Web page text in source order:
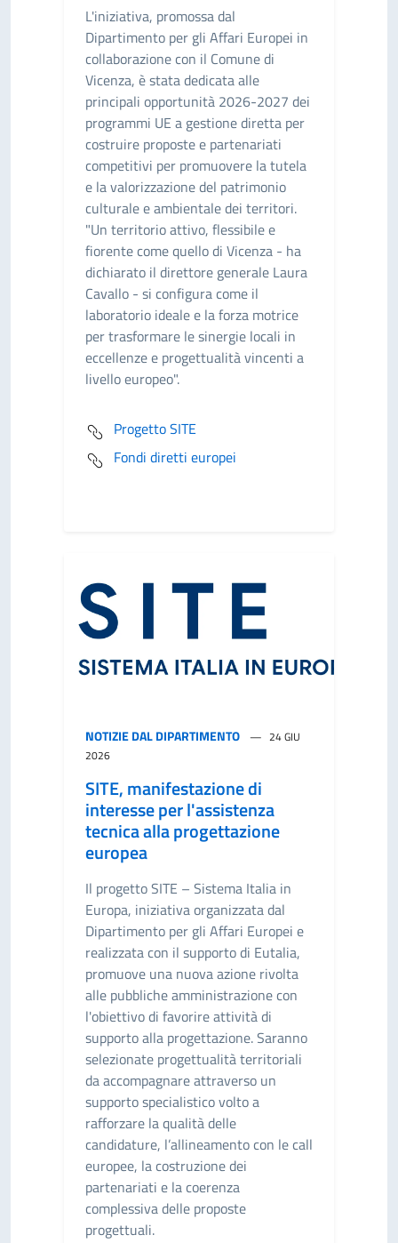
L'iniziativa, promossa dal
Dipartimento per gli Affari Europei in
collaborazione con il Comune di
Vicenza, è stata dedicata alle
principali opportunità 2026-2027 dei
programmi UE a gestione diretta per
costruire proposte e partenariati
competitivi per promuovere la tutela
e la valorizzazione del patrimonio
culturale e ambientale dei territori.
"Un territorio attivo, flessibile e
fiorente come quello di Vicenza - ha
dichiarato il direttore generale Laura
Cavallo - si configura come il
laboratorio ideale e la forza motrice
per trasformare le sinergie locali in
eccellenze e progettualità vincenti a
livello europeo".
Progetto SITE
Fondi diretti europei
NOTIZIE DAL DIPARTIMENTO
24 GIU
2026
SITE, manifestazione di
interesse per l'assistenza
tecnica alla progettazione
europea
Il progetto SITE – Sistema Italia in
Europa, iniziativa organizzata dal
Dipartimento per gli Affari Europei e
realizzata con il supporto di Eutalia,
promuove una nuova azione rivolta
alle pubbliche amministrazione con
l'obiettivo di favorire attività di
supporto alla progettazione. Saranno
selezionate progettualità territoriali
da accompagnare attraverso un
supporto specialistico volto a
rafforzare la qualità delle
candidature, l’allineamento con le call
europee, la costruzione dei
partenariati e la coerenza
complessiva delle proposte
progettuali.